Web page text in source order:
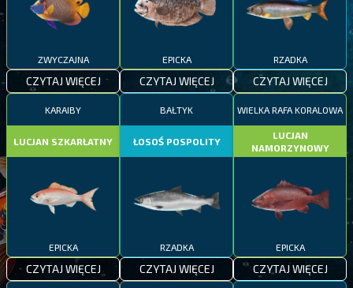
ZWYCZAJNA
CZYTAJ WIĘCEJ
EPICKA
CZYTAJ WIĘCEJ
RZADKA
CZYTAJ WIĘCEJ
KARAIBY
LUCJAN SZKARŁATNY
EPICKA
CZYTAJ WIĘCEJ
BAŁTYK
ŁOSOŚ POSPOLITY
RZADKA
CZYTAJ WIĘCEJ
WIELKA RAFA KORALOWA
LUCJAN
NAMORZYNOWY
EPICKA
CZYTAJ WIĘCEJ